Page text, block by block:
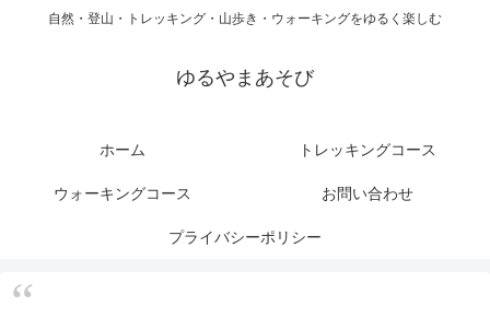
自然・登山・トレッキング・山歩き・ウォーキングをゆるく楽しむ
ゆるやまあそび
ホーム トレッキングコース
ウォーキングコース お問い合わせ
プライバシーポリシー